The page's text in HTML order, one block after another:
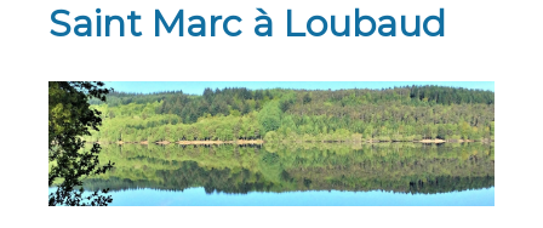
Saint Marc à Loubaud